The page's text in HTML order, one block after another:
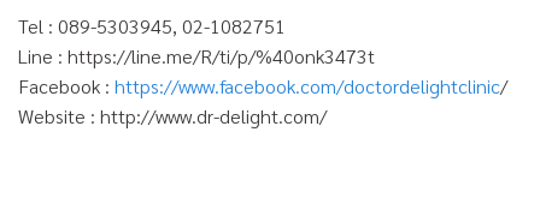
Tel : 089-5303945, 02-1082751
Line : https://line.me/R/ti/p/%40onk3473t
Facebook : https://www.facebook.com/doctordelightclinic/
Website : http://www.dr-delight.com/